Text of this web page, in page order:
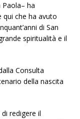
Paola– ha
qui che ha avuto
di San
spiritualità e il
Consulta
della nascita
redigere il